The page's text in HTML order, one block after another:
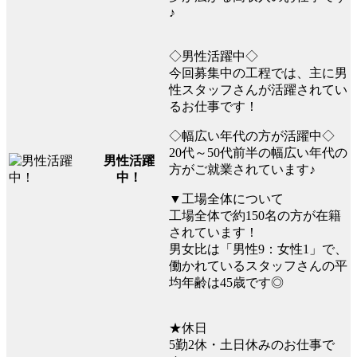
♪
男性活躍
中！
◇男性活躍中◇
今回募集中の工程では、主に男
性スタッフさんが活躍されてい
るお仕事です！
◇幅広い年代の方が活躍中◇
20代～50代前半の幅広い年代の
方がご就業されています♪
▼工場全体について
工場全体で約150名の方が在籍
されています！
男女比は「男性9：女性1」で、
働かれているスタッフさんの平
均年齢は45歳です◎
★休日
5勤2休・土日休みのお仕事で